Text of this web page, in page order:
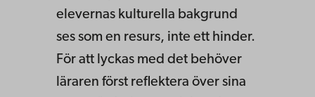
elevernas kulturella bakgrund
ses som en resurs, inte ett hinder.
För att lyckas med det behöver
läraren först reflektera över sina